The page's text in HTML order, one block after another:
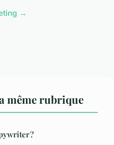
→
même rubrique
?